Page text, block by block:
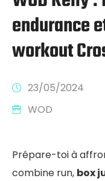
endurance
workout
23/05/2024
WOD
Prépare-toi à
combine run, box